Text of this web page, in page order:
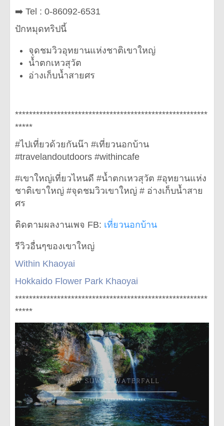
➡️ Tel : 0-86092-6531
ปักหมุดทริปนี้
จุดชมวิวอุทยานแห่งชาติเขาใหญ่
น้ำตกเหวสุวัต
อ่างเก็บน้ำสายศร
*******************************************************
*****
#ไปเที่ยวด้วยกันน๊า #เที่ยวนอกบ้าน
#travelandoutdoors #withincafe
#เขาใหญ่เที่ยวไหนดี #น้ำตกเหวสุวัต #อุทยานแห่ง
ชาติเขาใหญ่ #จุดชมวิวเขาใหญ่ # อ่างเก็บน้ำสาย
ศร
ติดตามผลงานเพจ FB: เที่ยวนอกบ้าน
รีวิวอื่นๆของเขาใหญ่
Within Khaoyai
Hokkaido Flower Park Khaoyai
*******************************************************
*****